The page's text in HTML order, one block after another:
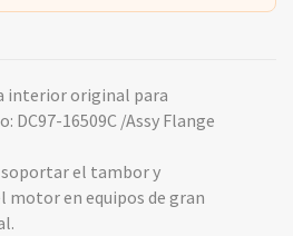
interior original para
DC97-16509C /Assy Flange
el tambor y
en equipos de gran